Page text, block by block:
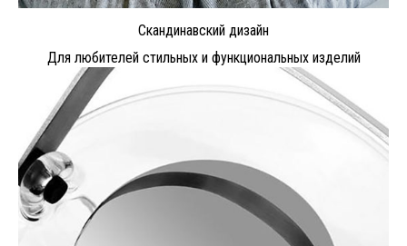
Скандинавский дизайн
Для любителей стильных и функциональных изделий